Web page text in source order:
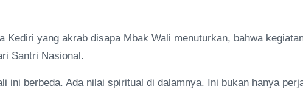
Kediri yang akrab disapa Mbak Wali menuturkan, bahwa
Santri Nasional.
ini berbeda. Ada nilai spiritual di dalamnya. Ini bukan hanya